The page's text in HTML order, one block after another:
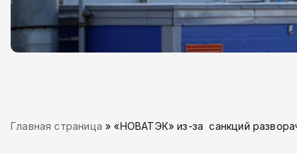
Главная страница »«НОВАТЭК» из-за санкций